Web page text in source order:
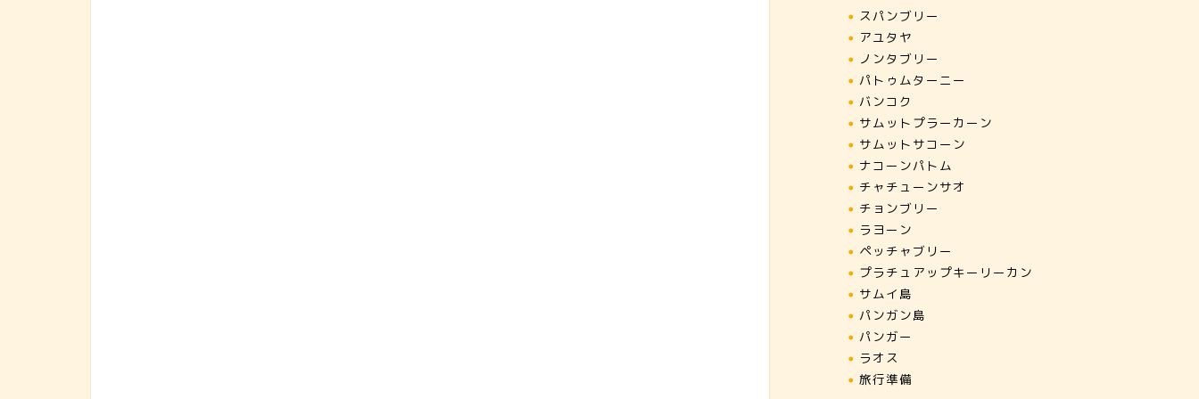
スパンブリー
アユタヤ
ノンタブリー
パトゥムターニー
バンコク
サムットプラーカーン
サムットサコーン
ナコーンパトム
チャチューンサオ
チョンブリー
ラヨーン
ペッチャブリー
プラチュアップキーリーカン
サムイ島
パンガン島
パンガー
ラオス
旅行準備